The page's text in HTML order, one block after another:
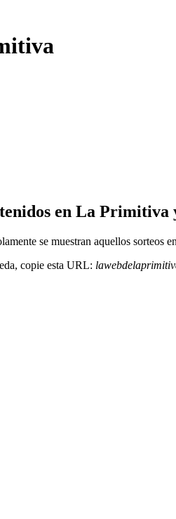
en La Primitiva
se muestran aquellos sorteos
copie esta URL: